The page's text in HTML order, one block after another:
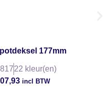
177mm
22 kleur(en)
incl BTW